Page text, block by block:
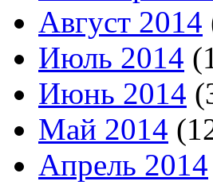
Август 2014
Июль 2014
Июнь 2014
Май 2014
Апрель 2014